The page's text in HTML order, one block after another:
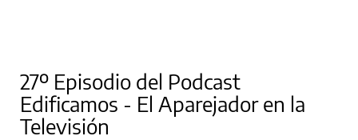
27º Episodio del Podcast
Edificamos - El Aparejador en la
Televisión